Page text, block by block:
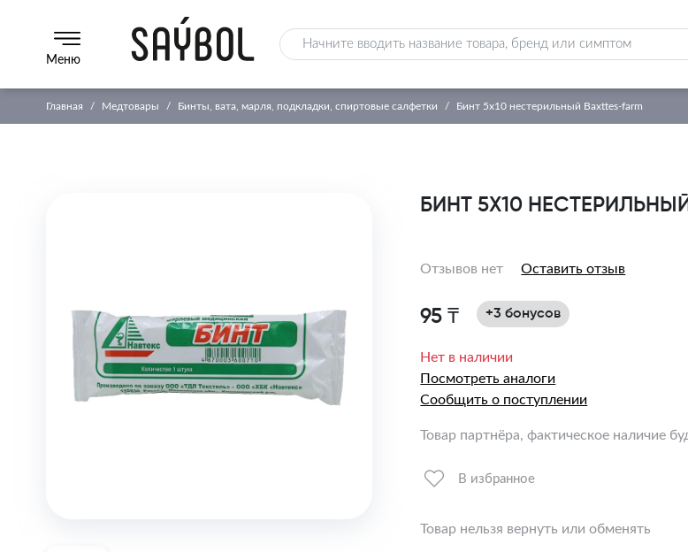
Меню
Главная Медтовары Бинты, вата, марля, подкладки, спиртовые салфетки Бинт 5х10 нестерильный Вахttes-farm
БИНТ 5Х10 НЕСТЕРИЛЬНЫЙ
Отзывов нет Оставить отзыв
95 ₸ +3 бонусов
Нет в наличии
Посмотреть аналоги
Сообщить о поступлении
Товар партнёра, фактическое наличие
В избранное
Товар нельзя вернуть или обменять